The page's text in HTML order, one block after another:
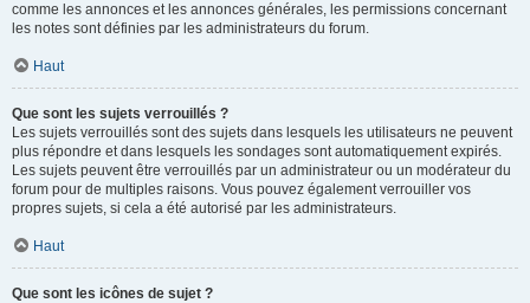
comme les annonces et les annonces générales, les permissions concernant
les notes sont définies par les administrateurs du forum.
Haut
Que sont les sujets verrouillés ?
Les sujets verrouillés sont des sujets dans lesquels les utilisateurs ne peuvent
plus répondre et dans lesquels les sondages sont automatiquement expirés.
Les sujets peuvent être verrouillés par un administrateur ou un modérateur du
forum pour de multiples raisons. Vous pouvez également verrouiller vos
propres sujets, si cela a été autorisé par les administrateurs.
Haut
Que sont les icônes de sujet ?